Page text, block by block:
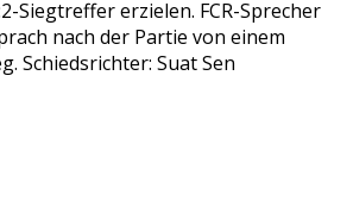
Siegtreffer erzielen. FCR-Sprecher
nach der Partie von einem
Schiedsrichter: Suat Sen